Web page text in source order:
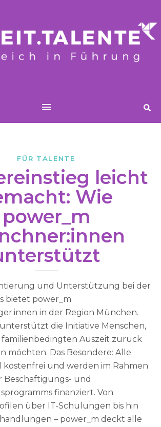
FÜR TALENTE
leicht
Wie
power_m
bietet power_m
in der Region München.
unterstützt die Initiative Menschen,
familienbedingten Auszeit zurück
möchten. Das Besondere: Alle
kostenfrei und werden im Rahmen
Beschäftigungs- und
finanziert. Von
über IT-Schulungen bis hin
– power_m deckt alle